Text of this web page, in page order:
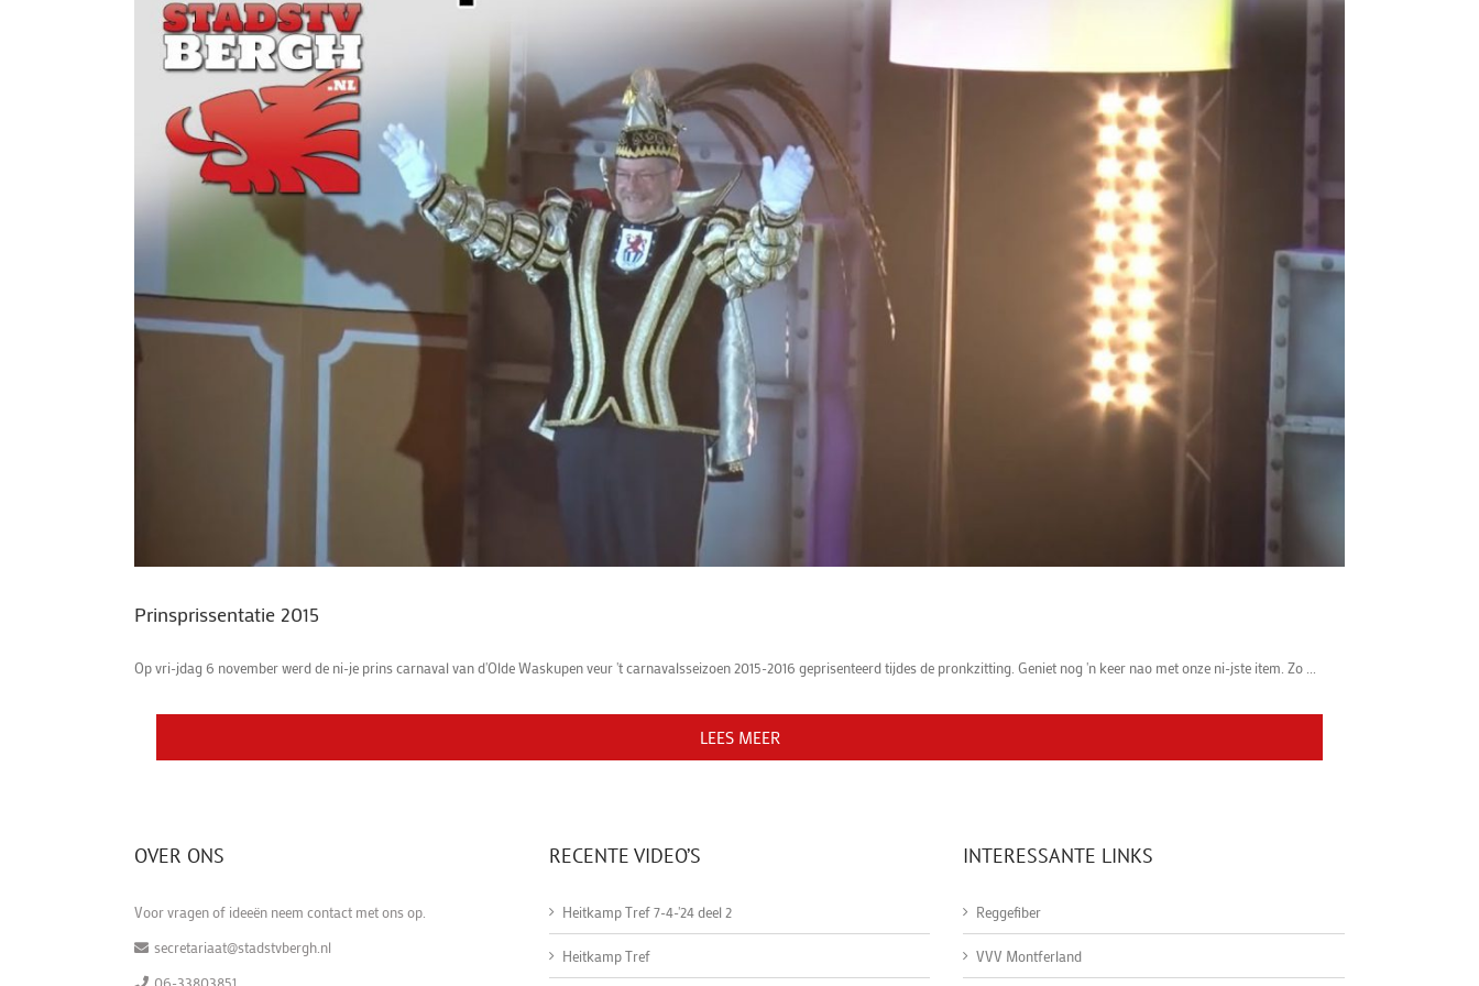
Prinsprissentatie 2015
Op vri-jdag 6 november werd de ni-je prins carnaval van d'Olde Waskupen veur 't carnavalsseizoen 2015-2016 geprisenteerd tijdes de pronkzitting. Geniet nog 'n keer nao met onze ni-jste item. Zo ...
LEES MEER
OVER ONS
Voor vragen of ideeën neem contact met ons op.
secretariaat@stadstvbergh.nl
06-33803851
RECENTE VIDEO’S
Heitkamp Tref 7-4-'24 deel 2
Heitkamp Tref
INTERESSANTE LINKS
Reggefiber
VVV Montferland